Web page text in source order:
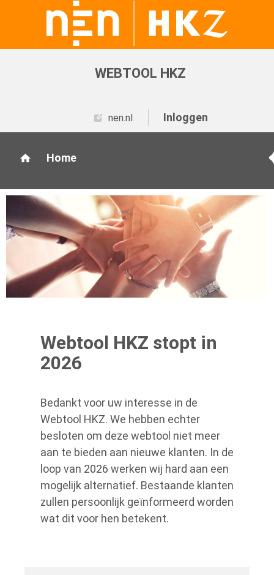
WEBTOOL HKZ
nen.nl Inloggen
Home
Webtool HKZ stopt in
2026
Bedankt voor uw interesse in de
Webtool HKZ. We hebben echter
besloten om deze webtool niet meer
aan te bieden aan nieuwe klanten. In de
loop van 2026 werken wij hard aan een
mogelijk alternatief. Bestaande klanten
zullen persoonlijk geïnformeerd worden
wat dit voor hen betekent.